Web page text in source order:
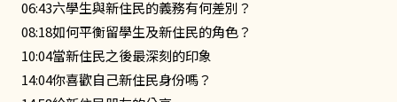
06:43六學生與新住民的義務有何差別？
08:18如何平衡留學生及新住民的角色？
10:04當新住民之後最深刻的印象
14:04你喜歡自己新住民身份嗎？